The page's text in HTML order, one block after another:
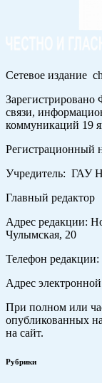
Сетевое издание
Зарегистрировано
связи,
коммуникаций 19
Учредитель: ГАУ
Главный
Адрес редакции:
Чулымская, 20
Телефон
Адрес
При полном или
опубликованных
на сайт.
Рубрики